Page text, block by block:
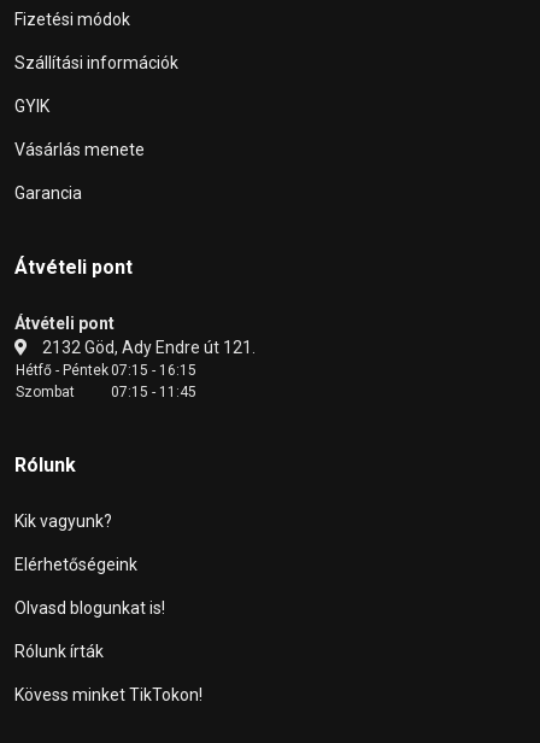
Fizetési módok
Szállítási információk
GYIK
Vásárlás menete
Garancia
Átvételi pont
Átvételi pont
2132 Göd, Ady Endre út 121.
Hétfő - Péntek07:15 - 16:15
Szombat
07:15 - 11:45
Rólunk
Kik vagyunk?
Elérhetőségeink
Olvasd blogunkat is!
Rólunk írták
Kövess minket TikTokon!